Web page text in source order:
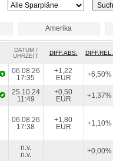
Amerika
DATUM /
UHRZEIT
DIFF.ABS. DIFF.REL.
06.08.26
17:35
+1,22
EUR
+6,50%
25.10.24
11:49
+0,50
EUR
+1,37%
06.08.26
17:38
+1,80
EUR
+1,10%
n.v.
n.v.
+0,00%